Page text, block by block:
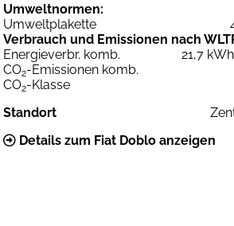
Umweltnormen:
Umweltplakette
Verbrauch und Emissionen nach
Energieverbr. komb.
21,7
CO2-Emissionen komb.
CO2-Klasse
Standort
Details zum Fiat Doblo anzeigen